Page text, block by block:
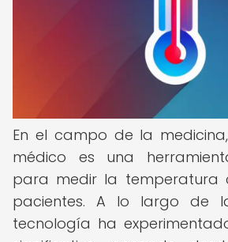
En el campo de la
médico es una
para medir la temperatura
pacientes. A lo largo de
tecnología ha